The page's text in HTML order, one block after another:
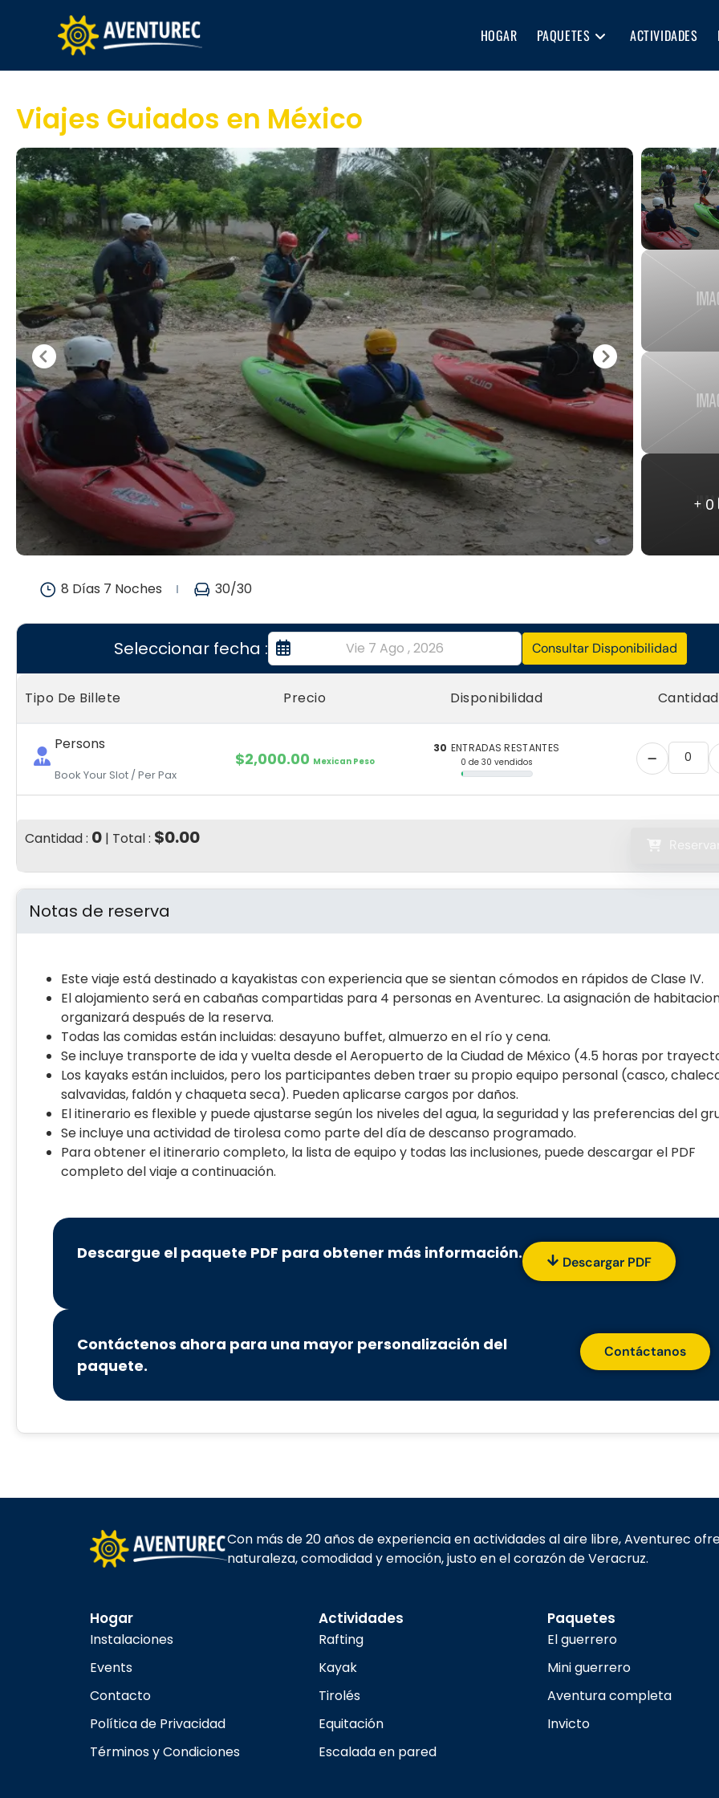
HOGAR PAQUETES ACTIVIDADES
Viajes Guiados en México
0
8 Días 7 Noches 30/30
Seleccionar fecha : Consultar Disponibilidad
Tipo De Billete Precio Disponibilidad Cantidad
Persons
Book Your Slot / Per Pax
$2,000.00 Mexican Peso
30 ENTRADAS RESTANTES
0 de 30 vendidos
Cantidad : 0 | Total : $0.00
Notas de reserva
Este viaje está destinado a kayakistas con experiencia que se sientan cómodos en rápidos de Clase IV.
El alojamiento será en cabañas compartidas para 4 personas en Aventurec. La asignación de
organizará después de la reserva.
Todas las comidas están incluidas: desayuno buffet, almuerzo en el río y cena.
Se incluye transporte de ida y vuelta desde el Aeropuerto de la Ciudad de México (4.5 horas por
Los kayaks están incluidos, pero los participantes deben traer su propio equipo personal (casco,
salvavidas, faldón y chaqueta seca). Pueden aplicarse cargos por daños.
El itinerario es flexible y puede ajustarse según los niveles del agua, la seguridad y las preferencias del
Se incluye una actividad de tirolesa como parte del día de descanso programado.
Para obtener el itinerario completo, la lista de equipo y todas las inclusiones, puede descargar el PDF
completo del viaje a continuación.
Descargue el paquete PDF para obtener más información. Descargar PDF
Contáctenos ahora para una mayor personalización del
paquete.
Contáctanos
Con más de 20 años de experiencia en actividades al aire libre, Aventurec
naturaleza, comodidad y emoción, justo en el corazón de Veracruz.
Hogar
Instalaciones
Events
Contacto
Política de Privacidad
Términos y Condiciones
Actividades
Rafting
Kayak
Tirolés
Equitación
Escalada en pared
Paquetes
El guerrero
Mini guerrero
Aventura completa
Invicto